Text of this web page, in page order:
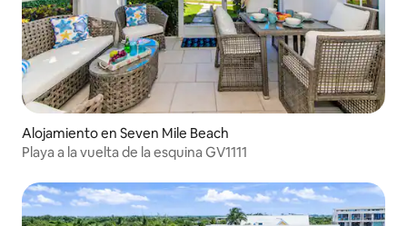
Alojamiento en Seven Mile Beach
Playa a la vuelta de la esquina GV1111